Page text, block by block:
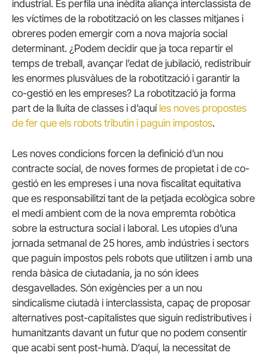
industrial. Es perfila una inèdita aliança interclassista de
les víctimes de la robotització on les classes mitjanes i
obreres poden emergir com a nova majoria social
determinant. ¿Podem decidir que ja toca repartir el
temps de treball, avançar l’edat de jubilació, redistribuir
les enormes plusvàlues de la robotització i garantir la
co-gestió en les empreses? La robotització ja forma
part de la lluita de classes i d’aquí les noves propostes
de fer que els robots tributin i paguin impostos.
Les noves condicions forcen la definició d’un nou
contracte social, de noves formes de propietat i de co-
gestió en les empreses i una nova fiscalitat equitativa
que es responsabilitzi tant de la petjada ecològica sobre
el medi ambient com de la nova empremta robòtica
sobre la estructura social i laboral. Les utopies d’una
jornada setmanal de 25 hores, amb indústries i sectors
que paguin impostos pels robots que utilitzen i amb una
renda bàsica de ciutadania, ja no són idees
desgavellades. Són exigències per a un nou
sindicalisme ciutadà i interclassista, capaç de proposar
alternatives post-capitalistes que siguin redistributives i
humanitzants davant un futur que no podem consentir
que acabi sent post-humà. D’aquí, la necessitat de